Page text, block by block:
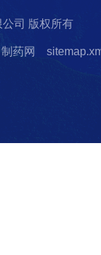
司 版权所有
药网